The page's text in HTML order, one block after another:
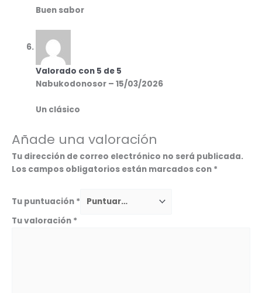
Buen sabor
Valorado con 5 de 5
Nabukodonosor – 15/03/2026
Un clásico
Añade una valoración
Tu dirección de correo electrónico no será publicada.
Los campos obligatorios están marcados con *
Tu puntuación *
Tu valoración *